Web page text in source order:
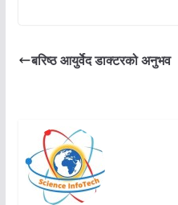
बरिष्ठ आयुर्वेद डाक्टरको अनुभव